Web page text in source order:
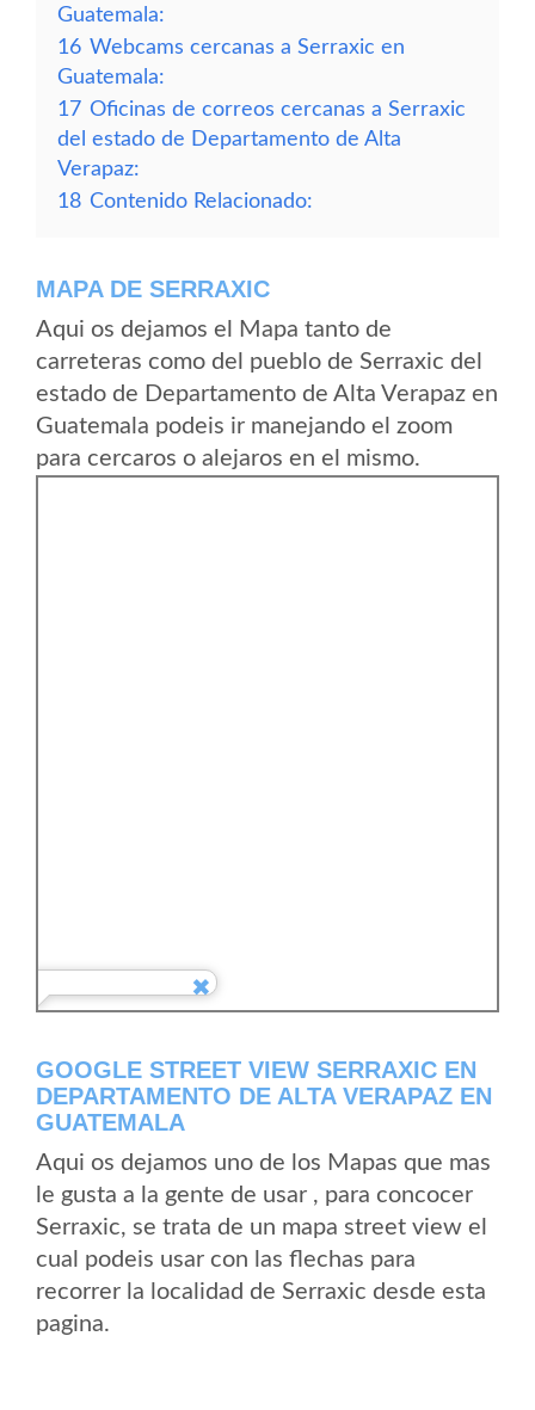
Guatemala:
16 Webcams cercanas a Serraxic en
Guatemala:
17 Oficinas de correos cercanas a Serraxic
del estado de Departamento de Alta
Verapaz:
18 Contenido Relacionado:
MAPA DE SERRAXIC
Aqui os dejamos el Mapa tanto de
carreteras como del pueblo de Serraxic del
estado de Departamento de Alta Verapaz en
Guatemala podeis ir manejando el zoom
para cercaros o alejaros en el mismo.
GOOGLE STREET VIEW SERRAXIC EN
DEPARTAMENTO DE ALTA VERAPAZ EN
GUATEMALA
Aqui os dejamos uno de los Mapas que mas
le gusta a la gente de usar , para concocer
Serraxic, se trata de un mapa street view el
cual podeis usar con las flechas para
recorrer la localidad de Serraxic desde esta
pagina.